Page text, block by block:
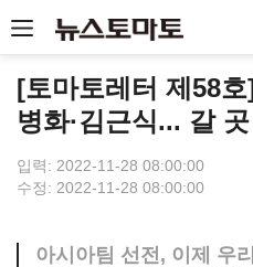
[토마토레터 제58호
병화·김근식... 갈
입력: 2022-11-28 08:00:00
수정: 2022-11-28 08:00:00
아시아팀 선전, 이제 우